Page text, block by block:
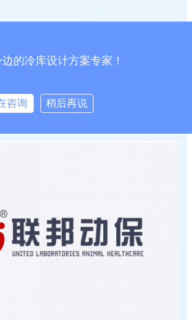
本
的冷库设计方案专家！
咨询 稍后再说